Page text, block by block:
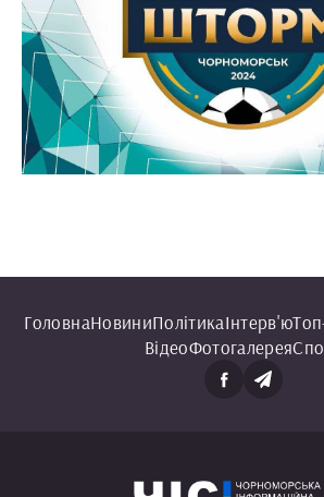
ГоловнаНовиниПолітикаІнтерв'ю
ВідеоФотогалерея